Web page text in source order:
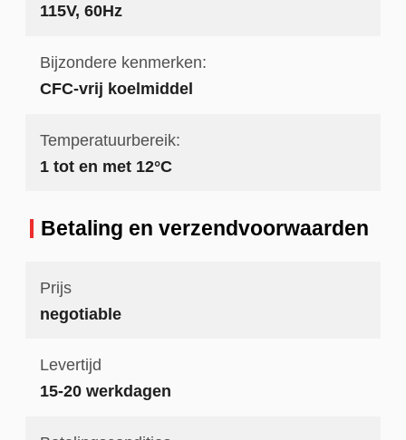
115V, 60Hz
Bijzondere kenmerken:
CFC-vrij koelmiddel
Temperatuurbereik:
1 tot en met 12°C
Betaling en verzendvoorwaarden
Prijs
negotiable
Levertijd
15-20 werkdagen